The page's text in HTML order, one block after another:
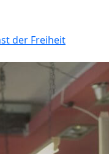
der Freiheit